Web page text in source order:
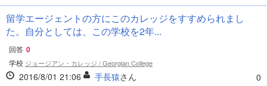
留学エージェントの方にこのカレッジをすすめられまし
た。自分としては、この学校を2年...
回答 0
学校 ジョージアン・カレッジ / Georgian College
2016/8/01 21:06 手長猿さん 0